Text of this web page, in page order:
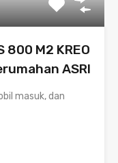
800 M2 KREO
ASRI
masuk, dan